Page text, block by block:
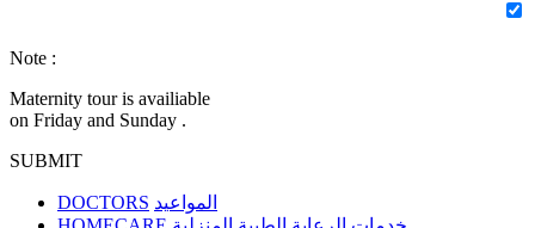
Note :
Maternity tour is availiable
on Friday and Sunday .
SUBMIT
DOCTORS المواعيد